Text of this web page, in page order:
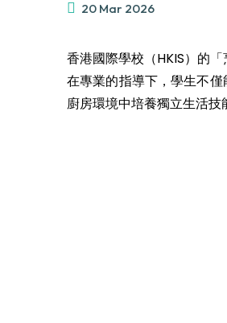
20 Mar 2026
香港國際學校（HKIS）的
在專業的指導下，學生不
廚房環境中培養獨立生活技